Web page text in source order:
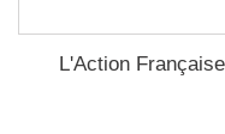
L'Action